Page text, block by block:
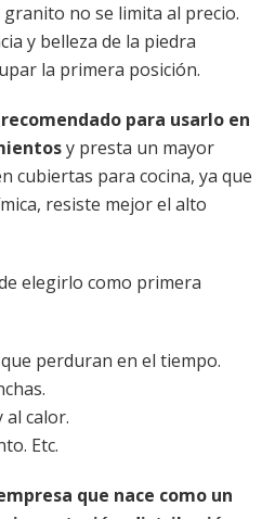
no se limita al precio.
y belleza de la piedra
la primera posición.
para usarlo en
y presta un mayor
cubiertas para cocina, ya que
resiste mejor el alto
elegirlo como primera
perduran en el tiempo.
al calor.
Etc.
que nace como un